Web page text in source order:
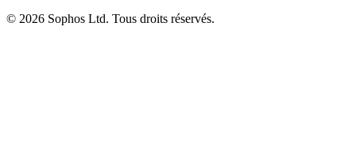
© 2026 Sophos Ltd. Tous droits réservés.